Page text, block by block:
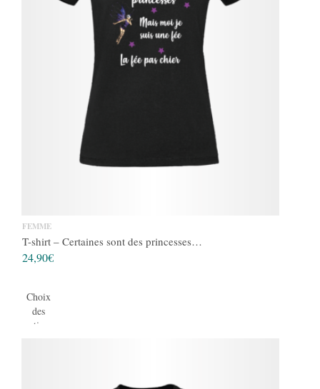
FEMME
T-shirt – Certaines sont des princesses…
24,90€
Choix
des
options